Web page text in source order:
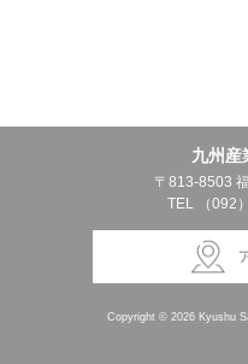
九州産
〒813-8503
TEL （092
Copyright © 2026 Kyushu